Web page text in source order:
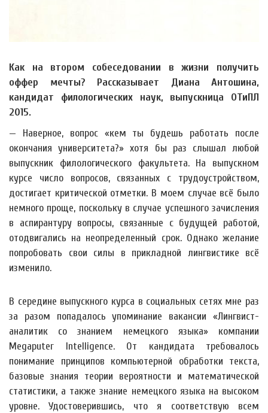
Как на втором собеседовании в жизни получить
оффер мечты? Рассказывает Диана Антошина,
кандидат филологических наук, выпускница ОТиПЛ
2015.
— Наверное, вопрос «кем ты будешь работать после
окончания университета?» хотя бы раз слышал любой
выпускник филологического факультета. На выпускном
курсе число вопросов, связанных с трудоустройством,
достигает критической отметки. В моем случае всё было
немного проще, поскольку в случае успешного зачисления
в аспирантуру вопросы, связанные с будущей работой,
отодвигались на неопределенный срок. Однако желание
попробовать свои силы в прикладной лингвистике всё
изменило.
В середине выпускного курса в социальных сетях мне раз
за разом попадалось упоминание вакансии «Лингвист-
аналитик со знанием немецкого языка» компании
Megaputer Intelligence. От кандидата требовалось
понимание принципов компьютерной обработки текста,
базовые знания теории вероятности и математической
статистики, а также знание немецкого языка на высоком
уровне. Удостоверившись, что я соответствую всем